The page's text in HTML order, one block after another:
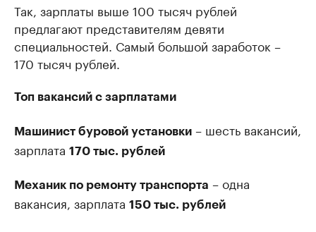
Так, зарплаты выше 100 тысяч рублей
предлагают представителям девяти
специальностей. Самый большой заработок –
170 тысяч рублей.
Топ вакансий с зарплатами
Машинист буровой установки – шесть вакансий,
зарплата 170 тыс. рублей
Механик по ремонту транспорта – одна
вакансия, зарплата 150 тыс. рублей